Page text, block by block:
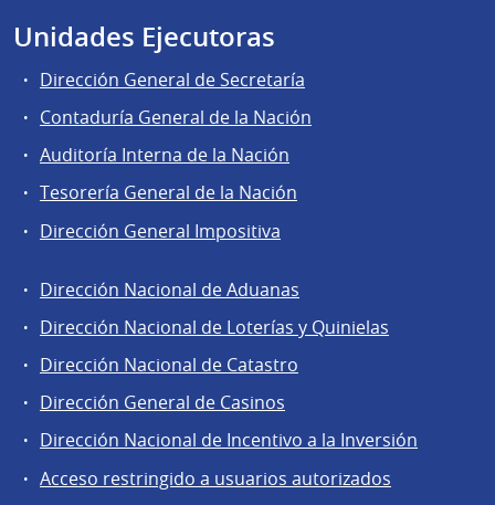
Unidades Ejecutoras
Dirección General de Secretaría
Contaduría General de la Nación
Auditoría Interna de la Nación
Tesorería General de la Nación
Dirección General Impositiva
Áreas
de
la
Dirección
General
de
Secretaría
Dirección Nacional de Aduanas
Dirección Nacional de Loterías y Quinielas
Dirección Nacional de Catastro
Dirección General de Casinos
Dirección Nacional de Incentivo a la Inversión
Acceso restringido a usuarios autorizados